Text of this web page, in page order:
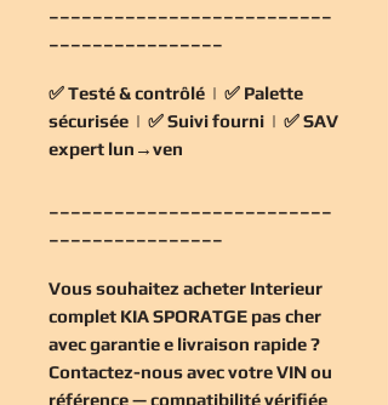
✅Testé & contrôlé | ✅ Palette
sécurisée | ✅Suivi fourni | ✅SAV
expert lun→ven
Vous souhaitez acheter Interieur
complet KIA SPORATGE pas cher
avec garantie e livraison rapide ?
Contactez-nous avec votre VIN ou
référence — compatibilité vérifiée